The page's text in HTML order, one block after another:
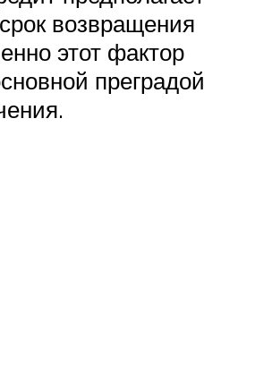
возвращения
этот фактор
преградой